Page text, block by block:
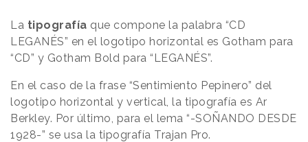
La tipografía que compone la palabra “CD
LEGANÉS” en el logotipo horizontal es Gotham para
“CD” y Gotham Bold para “LEGANÉS”.
En el caso de la frase “Sentimiento Pepinero” del
logotipo horizontal y vertical, la tipografía es Ar
Berkley. Por último, para el lema “-SOÑANDO DESDE
1928-” se usa la tipografía Trajan Pro.